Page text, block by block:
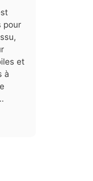
pour
et
à